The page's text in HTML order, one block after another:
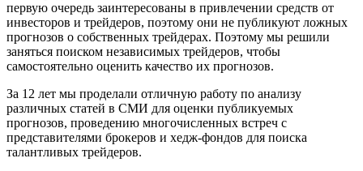
первую очередь заинтересованы в привлечении средств от
инвесторов и трейдеров, поэтому они не публикуют ложных
прогнозов о собственных трейдерах. Поэтому мы решили
заняться поиском независимых трейдеров, чтобы
самостоятельно оценить качество их прогнозов.
За 12 лет мы проделали отличную работу по анализу
различных статей в СМИ для оценки публикуемых
прогнозов, проведению многочисленных встреч с
представителями брокеров и хедж-фондов для поиска
талантливых трейдеров.